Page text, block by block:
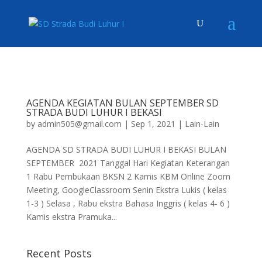
AGENDA KEGIATAN BULAN SEPTEMBER SD
STRADA BUDI LUHUR I BEKASI
by admin505@gmail.com | Sep 1, 2021 | Lain-Lain
AGENDA SD STRADA BUDI LUHUR I BEKASI BULAN
SEPTEMBER 2021 Tanggal Hari Kegiatan Keterangan
1 Rabu Pembukaan BKSN 2 Kamis KBM Online Zoom
Meeting, GoogleClassroom Senin Ekstra Lukis ( kelas
1-3 ) Selasa , Rabu ekstra Bahasa Inggris ( kelas 4- 6 )
Kamis ekstra Pramuka...
Recent Posts